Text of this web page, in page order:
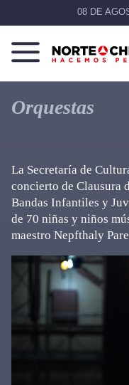
08 DE
Norte
Chihuahua
Más
que
noticias,
Orquestas
La Secretaría de
concierto de Clausura
Bandas Infantiles y
de 70 niñas y niños
maestro Nepfthaly